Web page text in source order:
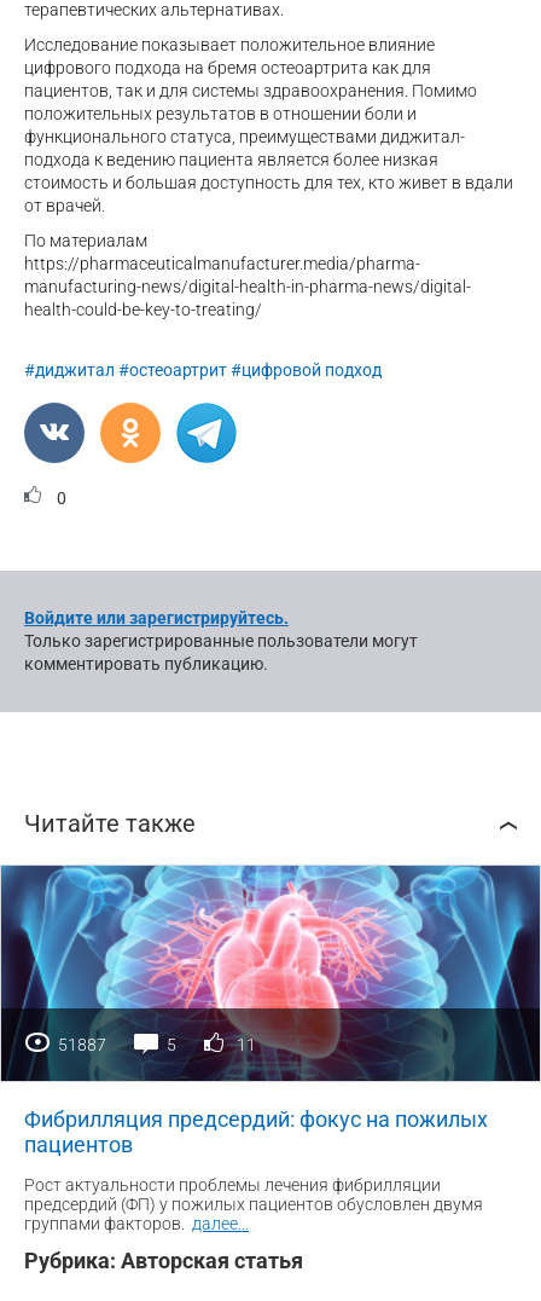
терапевтических альтернативах.
Исследование показывает положительное влияние
цифрового подхода на бремя остеоартрита как для
пациентов, так и для системы здравоохранения. Помимо
положительных результатов в отношении боли и
функционального статуса, преимуществами диджитал-
подхода к ведению пациента является более низкая
стоимость и большая доступность для тех, кто живет в вдали
от врачей.
По материалам
https://pharmaceuticalmanufacturer.media/pharma-
manufacturing-news/digital-health-in-pharma-news/digital-
health-could-be-key-to-treating/
#диджитал #остеоартрит#цифровой подход
0
Войдите или зарегистрируйтесь.
Только зарегистрированные пользователи могут
комментировать публикацию.
Читайте также
51887 5 11
Фибрилляция предсердий: фокус на пожилых
пациентов
Рост актуальности проблемы лечения фибрилляции
предсердий (ФП) у пожилых пациентов обусловлен двумя
группами факторов.
далее
Рубрика: Авторская статья